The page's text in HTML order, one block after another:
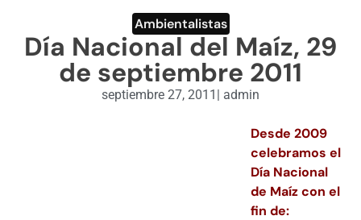
ENGLISH SECTION
VIDEOS
Ambientalistas
Día Nacional del Maíz, 29
de septiembre 2011
septiembre 27, 2011 | admin
Desde 2009
celebramos el
Día Nacional
de Maíz con el
fin de: